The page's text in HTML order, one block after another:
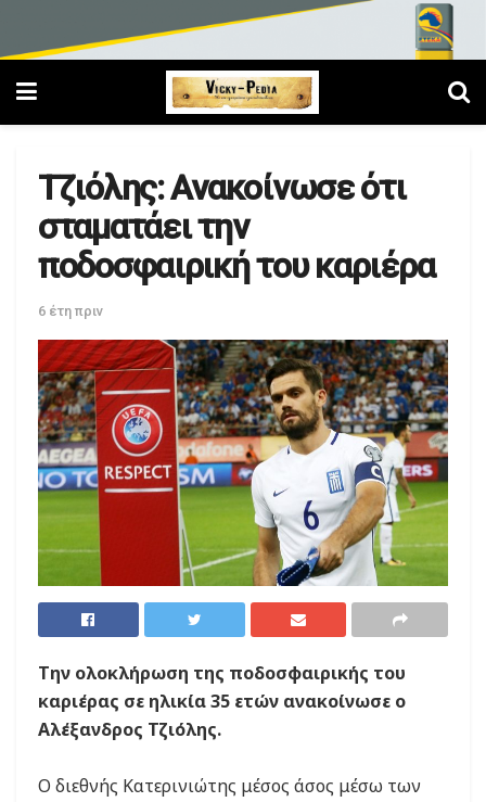
Τζιόλης: Ανακοίνωσε ότι
σταματάει την
ποδοσφαιρική του καριέρα
6 έτη πριν
Την ολοκλήρωση της ποδοσφαιρικής του
καριέρας σε ηλικία 35 ετών ανακοίνωσε ο
Αλέξανδρος Τζιόλης.
Ο διεθνής Κατερινιώτης μέσος άσος μέσω των